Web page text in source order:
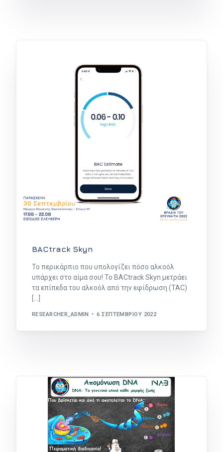
BACtrack Skyn
Το περικάρπιο που υπολογίζει πόσο αλκοόλ
υπάρχει στο αίμα σου! Το BACtrack Skyn μετράει
τα επίπεδα του αλκοόλ από την εφίδρωση (TAC)
RESEARCHER_ADMIN 6 ΣΕΠΤΕΜΒΡΊΟΥ 2022